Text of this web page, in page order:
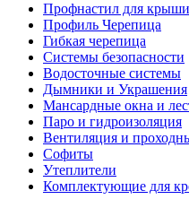
Профнастил для крыши
Профиль Черепица
Гибкая черепица
Системы безопасности
Водосточные системы
Дымники и Украшения
Мансардные окна и
Паро и гидроизоляция
Вентиляция и
Софиты
Утеплители
Комплектующие для